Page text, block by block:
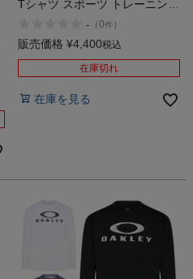
Tシャツ スポーツ トレーニング
- （0件 ）
販売価格 ¥4,400税込
在庫切れ
在庫を見る